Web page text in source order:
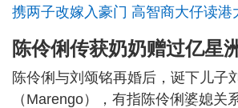
携两子改嫁入豪门 高智商大仔读港
陈伶俐传获奶奶赠过亿星
陈伶俐与刘颂铭再婚后，诞下儿子
（Marengo），有指陈伶俐婆媳关